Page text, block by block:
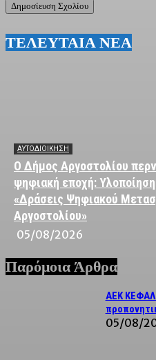
ΤΕΛΕΥΤΑΙΑ ΝΕΑ
ΑΥΤΟΔΙΟΙΚΗΣΗ
Ο Δήμος Αργοστολίου
ψηφιακή εποχή:
«Δράσεις Ψηφιακού
Αργοστολίου»
05/08/2026
Παρόμοια Άρθρα
ΑΕΚ
05/08/